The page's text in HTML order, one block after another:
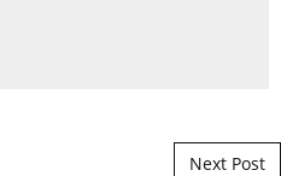
Next Post